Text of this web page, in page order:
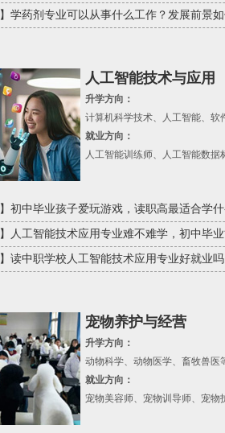
】 学药剂专业可以从事什么工作？发展前景如
人工智能技术与应用
升学方向：
计算机科学技术、人工智能、软
就业方向：
人工智能训练师、人工智能数
】 初中毕业孩子爱玩游戏，读职高最适合学什
】 人工智能技术应用专业难不难学，初中毕
】 读中职学校人工智能技术应用专业好就业吗
宠物养护与经营
升学方向：
动物科学、动物医学、畜牧兽医
就业方向：
宠物美容师、宠物训导师、宠物